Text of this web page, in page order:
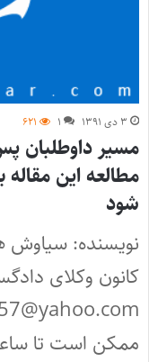
۳ دی ۱۳۹۱ ۱ ۶۲۱
مسیر داوطلبان
مطالعه این
شود
نویسنده: سیاوش
کانون وکلای
ممکن است تا